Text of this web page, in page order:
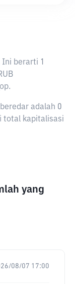
Ini berarti 1
adalah 0
total kapitalisasi
yang
08/07 17:00